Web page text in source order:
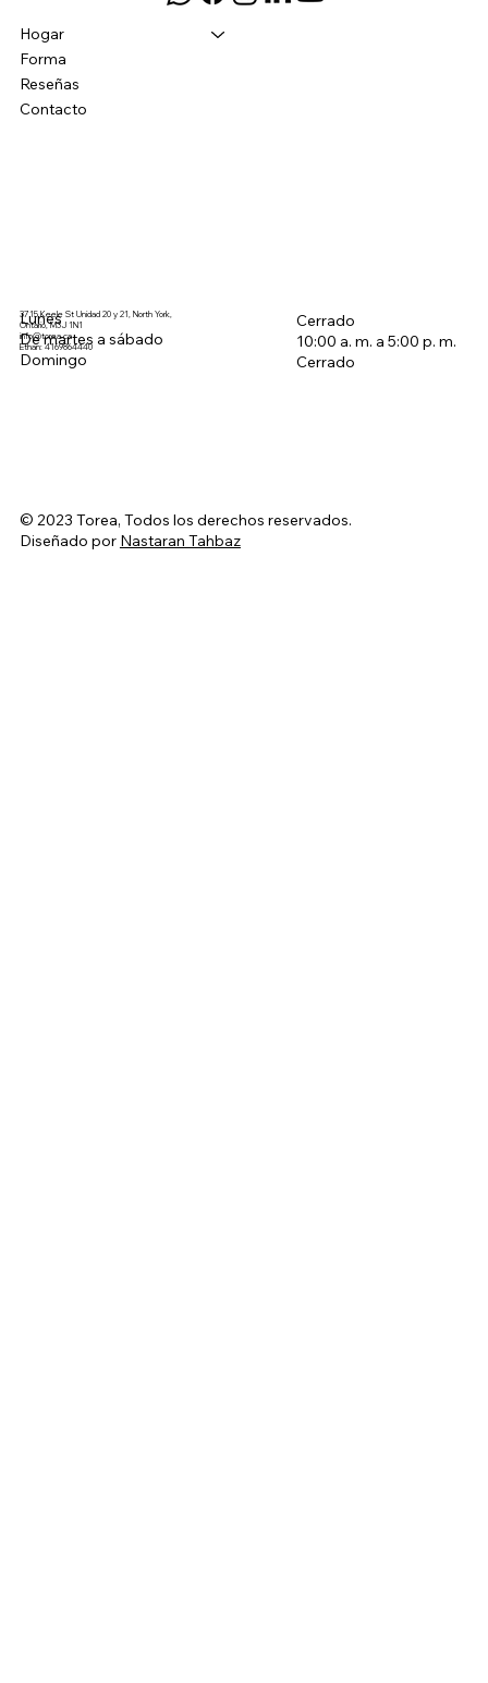
Hogar
Forma
Reseñas
Contacto
3715 Keele St Unidad 20 y 21, North York,
Ontario, M3J 1N1
info@torea.ca
Ethan: 4169864440
Lunes
De martes a sábado
Domingo
Cerrado
10:00 a. m. a 5:00 p. m.
Cerrado
© 2023 Torea, Todos los derechos reservados.
Diseñado por Nastaran Tahbaz